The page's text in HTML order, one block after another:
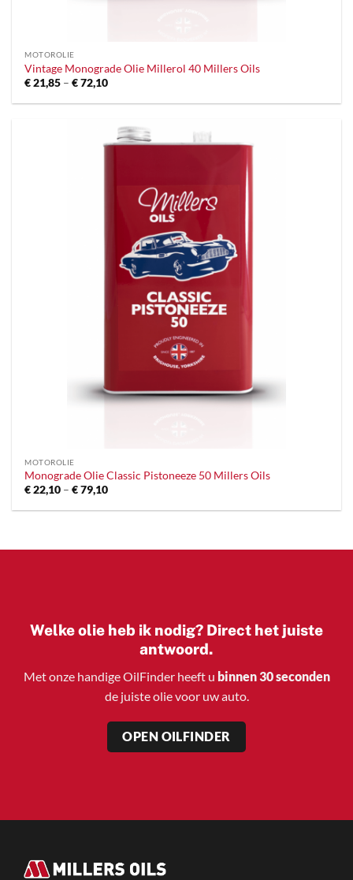
MOTOROLIE
Vintage Monograde Olie Millerol 40 Millers Oils
€21,85 – €72,10Prijsklasse:
tot
MOTOROLIE
Monograde Olie Classic Pistoneeze 50 Millers Oils
€22,10 – €79,10Prijsklasse:
tot
Welke olie heb ik nodig? Direct het juiste
antwoord.
Met onze handige OilFinder heeft u binnen 30 seconden
de juiste olie voor uw auto.
OPEN OILFINDER